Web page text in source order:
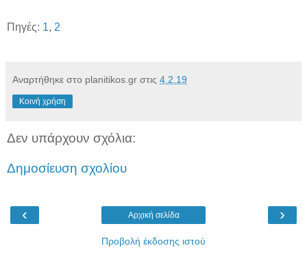
Πηγές: 1, 2
Αναρτήθηκε στο planitikos.gr στις 4.2.19
Κοινή χρήση
Δεν υπάρχουν σχόλια:
Δημοσίευση σχολίου
‹ ›
Αρχική σελίδα
Προβολή έκδοσης ιστού